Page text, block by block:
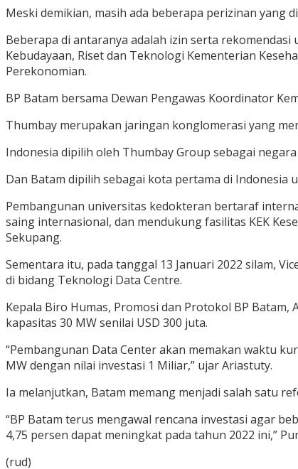
Meski demikian, masih ada beberapa perizinan yang
Beberapa di antaranya adalah izin serta
Kebudayaan, Riset dan Teknologi Kementerian
Perekonomian.
BP Batam bersama Dewan Pengawas Koordinator
Thumbay merupakan jaringan konglomerasi yang
Indonesia dipilih oleh Thumbay Group sebagai
Dan Batam dipilih sebagai kota pertama di Indonesia
Pembangunan universitas kedokteran bertaraf
saing internasional, dan mendukung fasilitas KEK
Sekupang.
Sementara itu, pada tanggal 13 Januari 2022 silam,
di bidang Teknologi Data Centre.
Kepala Biro Humas, Promosi dan Protokol BP
kapasitas 30 MW senilai USD 300 juta.
“Pembangunan Data Center akan memakan waktu
MW dengan nilai investasi 1 Miliar,” ujar Ariastuty.
Ia melanjutkan, Batam memang menjadi salah satu
“BP Batam terus mengawal rencana investasi agar
4,75 persen dapat meningkat pada tahun 2022 ini,”
(rud)